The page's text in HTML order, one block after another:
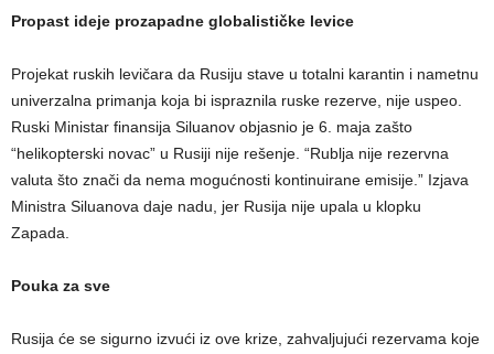
Propast ideje prozapadne globalističke levice
Projekat ruskih levičara da Rusiju stave u totalni karantin i nametnu
univerzalna primanja koja bi ispraznila ruske rezerve, nije uspeo.
Ruski Ministar finansija Siluanov objasnio je 6. maja zašto
“helikopterski novac” u Rusiji nije rešenje. “Rublja nije rezervna
valuta što znači da nema mogućnosti kontinuirane emisije.” Izjava
Ministra Siluanova daje nadu, jer Rusija nije upala u klopku
Zapada.
Pouka za sve
Rusija će se sigurno izvući iz ove krize, zahvaljujući rezervama koje